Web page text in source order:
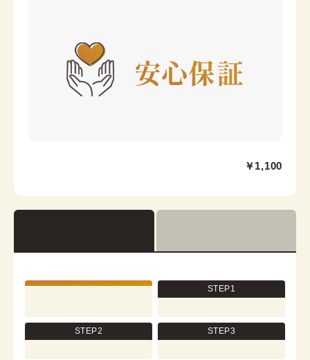
Collar core
京都府京都市下京区烏丸通七条下る東塩小路町721−1 京
都タワービル3F
￥1,100
STEP1
STEP2 STEP3